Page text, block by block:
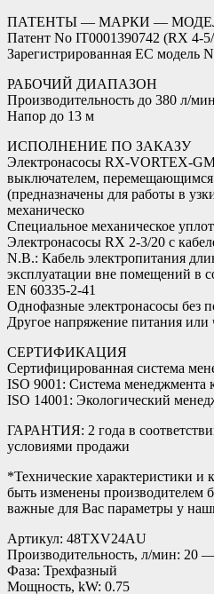
ПАТЕНТЫ — МАРКИ —
Патент No IT0001390742 (RX 4-
Зарегистрированная ЕС модель
РАБОЧИЙ ДИАПАЗОН
Производительность до 380 л/
Напор до 13 м
ИСПОЛНЕНИЕ ПО ЗАКАЗУ
Электронасосы RX-VORTEX-
выключателем, перемещающимся
(предназначены для работы в
механическо
Специальное механическое
Электронасосы RX 2-3/20 с
N.B.: Кабель электропитания
эксплуатации вне помещений в
EN 60335-2-41
Однофазные электронасосы без
Другое напряжение питания или
СЕРТИФИКАЦИЯ
Сертифицированная система
ISO 9001: Система менеджмента
ISO 14001: Экологический
ГАРАНТИЯ: 2 года в
условиями продажи
*Технические характеристики и
быть изменены производителем
важные для Вас параметры у
Артикул: 48TXV24AU
Производительность, л/мин: 20
Фаза: Трехфазный
Мощность, kW: 0.75